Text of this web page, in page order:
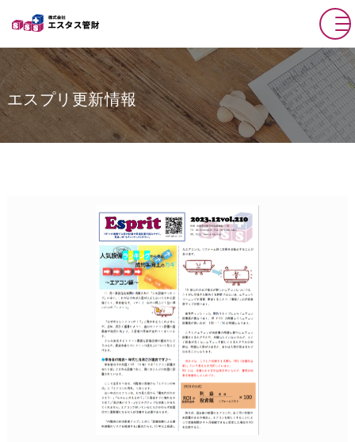
エスプリ更新情報